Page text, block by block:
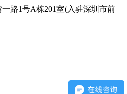
路1号A栋201室(入驻深圳市前